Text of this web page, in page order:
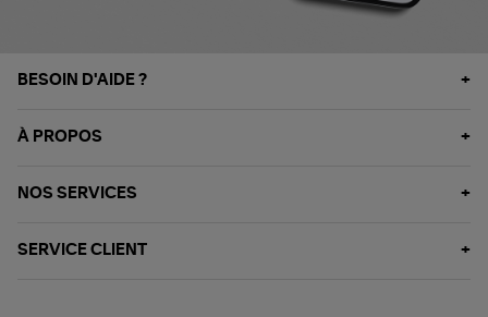
BESOIN D'AIDE ?
À PROPOS
NOS SERVICES
SERVICE CLIENT